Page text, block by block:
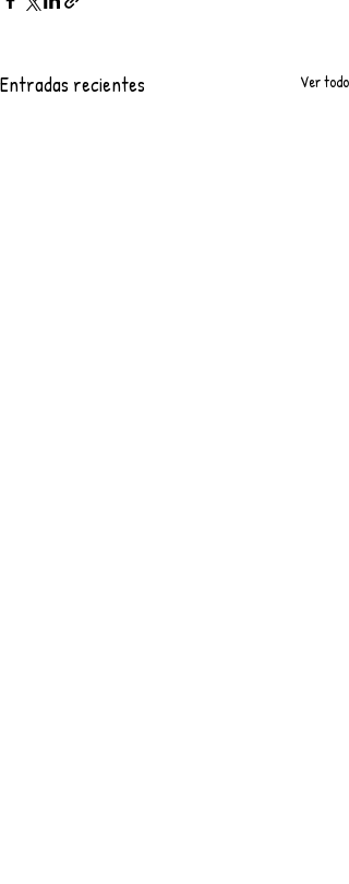
Entradas recientes Ver todo